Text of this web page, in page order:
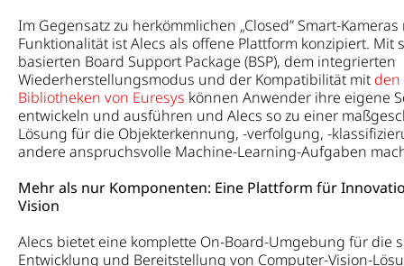
Im Gegensatz zu herkömmlichen „Closed” Smart-
Funktionalität ist Alecs als offene Plattform konzipiert. Mit
basierten Board Support Package (BSP), dem integrierten
Wiederherstellungsmodus und der Kompatibilität mit den
Bibliotheken von Euresys können Anwender ihre eigene
entwickeln und ausführen und Alecs so zu einer
Lösung für die Objekterkennung, -verfolgung, -
andere anspruchsvolle Machine-Learning-Aufgaben
Mehr als nur Komponenten: Eine Plattform für
Vision
Alecs bietet eine komplette On-Board-Umgebung für die
Entwicklung und Bereitstellung von Computer-Vision-